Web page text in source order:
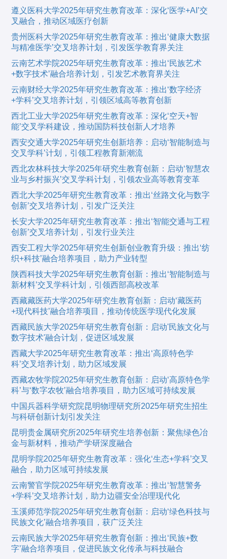
遵义医科大学2025年研究生教育改革：深化‘医学+AI’交
叉融合，推动区域医疗创新
贵州医科大学2025年研究生教育改革：推出‘健康大数据
与精准医学’交叉培养计划，引发医学教育界关注
云南艺术学院2025年研究生教育改革：推出‘民族艺术
+数字技术’融合培养计划，引发艺术教育界关注
云南财经大学2025年研究生教育改革：推出‘数字经济
+学科’交叉培养计划，引领区域高等教育创新
西北工业大学2025年研究生教育改革：深化‘空天+智
能’交叉学科建设，推动国防科技创新人才培养
西安交通大学2025年研究生创新培养：启动‘智能制造与
交叉学科’计划，引领工程教育新潮流
西北农林科技大学2025年研究生教育创新：启动‘智慧农
业与乡村振兴’交叉学科计划，引领农业高等教育变革
西北大学2025年研究生教育改革：推出‘丝路文化与数字
创新’交叉培养计划，引发广泛关注
长安大学2025年研究生教育改革：推出‘智能交通与工程
创新’交叉培养计划，引发行业关注
西安工程大学2025年研究生创新创业教育升级：推出‘纺
织+科技’融合培养项目，助力产业转型
陕西科技大学2025年研究生教育创新：推出‘智能制造与
新材料’交叉学科计划，引领西部高校改革
西藏藏医药大学2025年研究生教育创新：启动‘藏医药
+现代科技’融合培养项目，推动传统医学现代化发展
西藏民族大学2025年研究生教育创新：启动'民族文化与
数字技术'融合计划，促进区域发展
西藏大学2025年研究生教育改革：推出‘高原特色学
科’交叉培养计划，助力区域发展
西藏农牧学院2025年研究生教育创新：启动‘高原特色学
科’与‘数字农牧’融合培养项目，助力区域可持续发展
中国兵器科学研究院昆明物理研究所2025年研究生招生
与科研创新计划引发关注
昆明贵金属研究所2025年研究生培养创新：聚焦绿色冶
金与新材料，推动产学研深度融合
昆明学院2025年研究生教育改革：强化‘生态+学科’交叉
融合，助力区域可持续发展
云南警官学院2025年研究生教育改革：推出‘智慧警务
+学科’交叉培养计划，助力边疆安全治理现代化
玉溪师范学院2025年研究生教育创新：启动‘绿色科技与
民族文化’融合培养项目，获广泛关注
云南民族大学2025年研究生教育创新：推出‘民族+数
字’融合培养项目，促进民族文化传承与科技融合